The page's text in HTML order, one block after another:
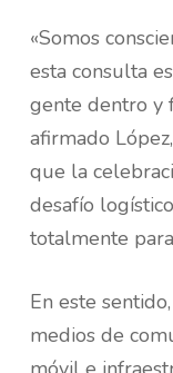
«Somos
esta consulta
gente dentro y
afirmado
que la
desafío
totalmente
En este
medios de